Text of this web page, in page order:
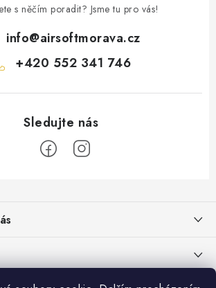
s něčím poradit? Jsme tu pro vás!
info@airsoftmorava.cz
+420 552 341 746
údajů